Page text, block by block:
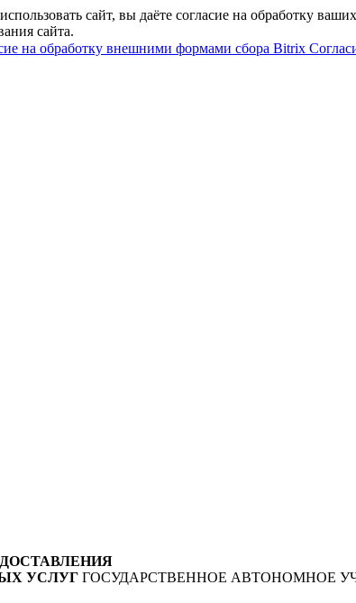
сайт, вы даёте согласие на обработку
сайта.
на обработку внешними формами сбора Bitrix
УСЛУГ ГОСУДАРСТВЕННОЕ АВТОНОМНОЕ